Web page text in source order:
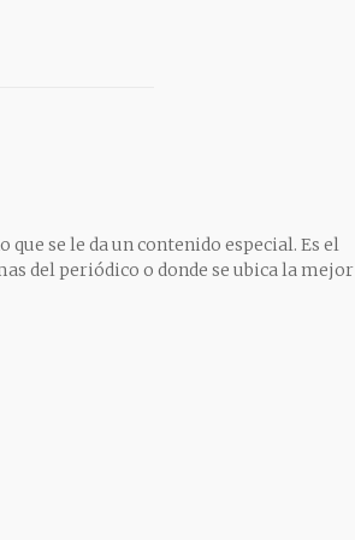
se le da un contenido especial. Es el
del periódico o donde se ubica la mejor